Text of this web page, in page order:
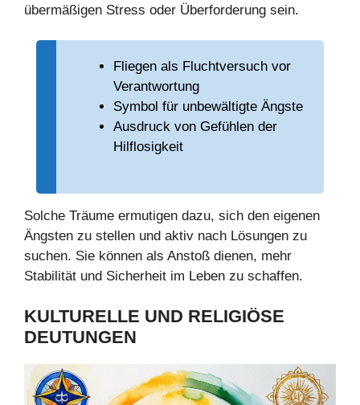
übermäßigen Stress oder Überforderung sein.
Fliegen als Fluchtversuch vor
Verantwortung
Symbol für unbewältigte Ängste
Ausdruck von Gefühlen der
Hilflosigkeit
Solche Träume ermutigen dazu, sich den eigenen
Ängsten zu stellen und aktiv nach Lösungen zu
suchen. Sie können als Anstoß dienen, mehr
Stabilität und Sicherheit im Leben zu schaffen.
KULTURELLE UND RELIGIÖSE
DEUTUNGEN